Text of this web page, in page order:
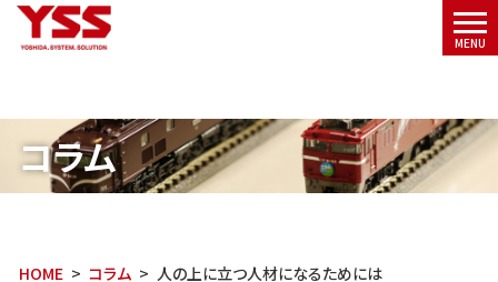
コラム
HOME コラム 人の上に立つ人材になるためには
メニ
MENU